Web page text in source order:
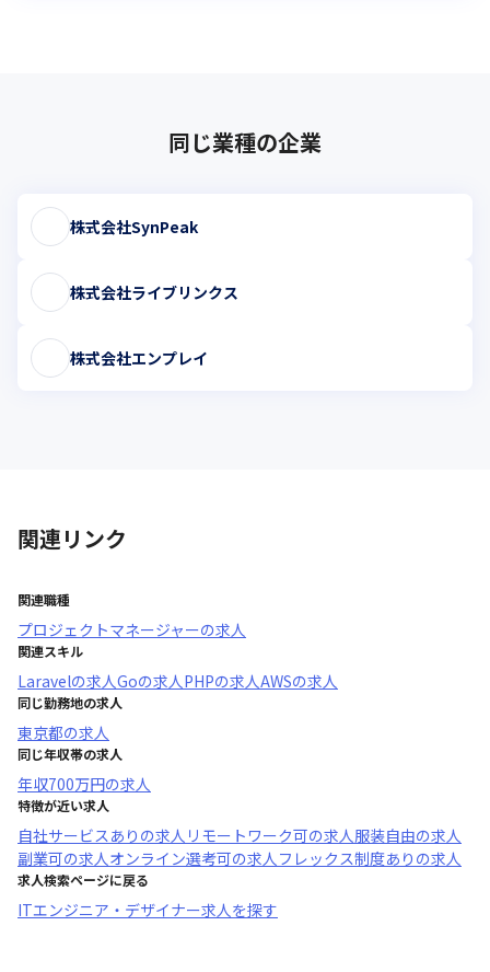
同じ業種の企業
株式会社SynPeak
株式会社ライブリンクス
株式会社エンプレイ
関連リンク
関連職種
プロジェクトマネージャーの求人
関連スキル
Laravelの求人Goの求人PHPの求人AWSの求人
同じ勤務地の求人
東京都の求人
同じ年収帯の求人
年収700万円の求人
特徴が近い求人
自社サービスあり の求人 リモートワーク可の求人服装自由の求人
副業可の求人オンライン選考可の求人フレックス制度あり の求人
求人検索ページに戻る
ITエンジニア・デザイナー求人を探す